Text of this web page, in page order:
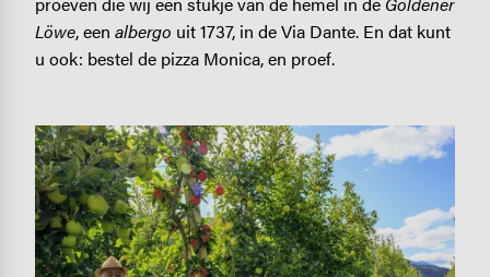
Löwe, een albergo uit 1737, in de Via Dante. En dat kunt
u ook: bestel de pizza Monica, en proef.
Image